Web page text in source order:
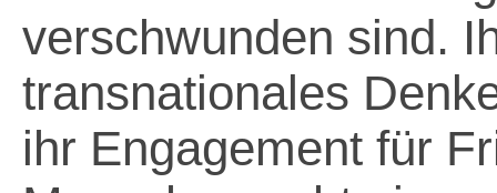
verschwunden sind.
transnationales
ihr Engagement für